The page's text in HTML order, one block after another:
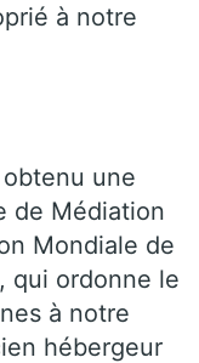
à notre
une
de Médiation
Mondiale de
qui ordonne le
à notre
hébergeur